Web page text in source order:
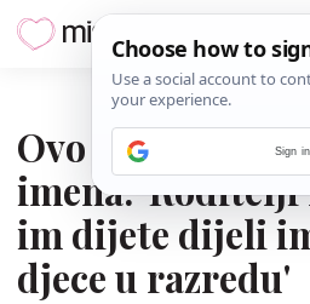
Ovo je godina
imena: 'Roditelji
im dijete dijeli
djece u razredu'
Sign